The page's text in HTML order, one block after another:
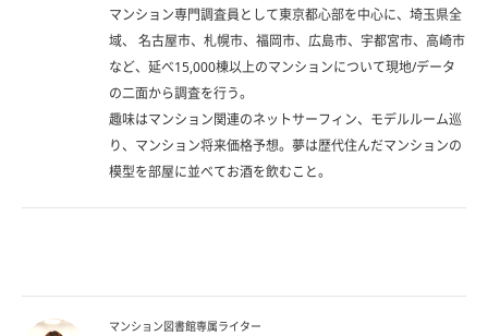
マンション専門調査員として東京都心部を中心に、埼玉県全
域、 名古屋市、札幌市、福岡市、広島市、宇都宮市、高崎市
など、​延べ15,000棟以上のマンションについて現地/データ
の二面から調査を行う。​
趣味はマンション関連のネットサーフィン、モデルルーム巡
り、マンション将来価格予想。​夢は歴代住んだマンションの
模型を部屋に並べてお酒を飲むこと。​
マンション図書館専属ライター